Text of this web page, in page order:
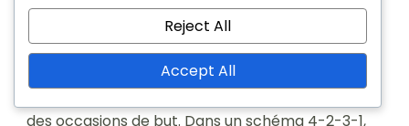
Contributions offensives
Les contributions offensives des arrières latéraux
peuvent inclure des assists, des passes clés et
des occasions de but. Dans un schéma 4-2-3-1,
Reject All
Accept All